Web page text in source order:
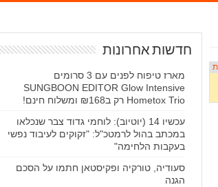
חדשות אחרונות
מארז טיפוח לפנים עם 3 סרומים
SUNGBOON EDITOR Glow Intensive
Hometox Trio רק ב₪168 ומשלוח חינם!
עכשיו 14 (יוטיוב): לוחמי גדוד צבר שנכלאו
במכתב בהול לרמטכ"ל: "זקוקים לעיבוד נפשי
בעקבות הלחימה"
סעודיה, טורקיה ופקיסטאן חתמו על הסכם
הגנה